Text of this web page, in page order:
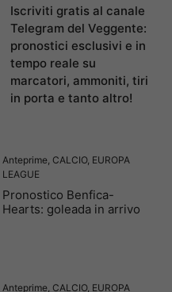
Iscriviti gratis al canale
Telegram del Veggente:
pronostici esclusivi e in
tempo reale su
marcatori, ammoniti, tiri
in porta e tanto altro!
Anteprime CALCIO, EUROPA
LEAGUE
Pronostico Benfica-
Hearts: goleada in arrivo
Anteprime CALCIO, EUROPA